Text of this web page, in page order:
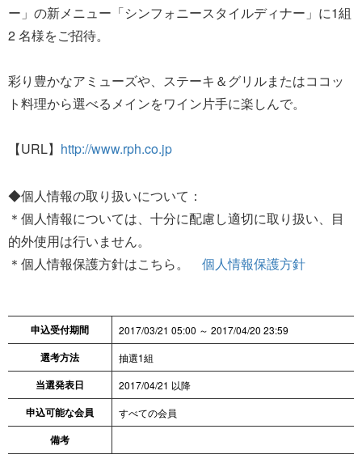
ー」の新メニュー「シンフォニースタイルディナー」に1組
2 名様をご招待。
彩り豊かなアミューズや、ステーキ＆グリルまたはココッ
ト料理から選べるメインをワイン片手に楽しんで。
【URL】 http://www.rph.co.jp
◆個人情報の取り扱いについて：
＊個人情報については、十分に配慮し適切に取り扱い、目
的外使用は行いません。
＊個人情報保護方針はこちら。 個人情報保護方針
申込受付期間 2017/03/21 05:00 ～ 2017/04/20 23:59
選考方法 抽選1組
当選発表日 2017/04/21 以降
申込可能な会員 すべての会員
備考